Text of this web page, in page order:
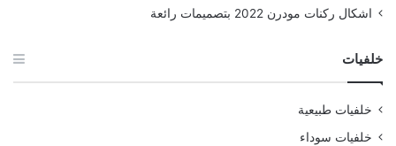
اشكال ركنات مودرن 2022 بتصميمات رائعة
خلفيات
خلفيات طبيعية
خلفيات سوداء